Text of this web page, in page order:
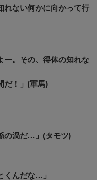
ない何かに向かって行
ー。その、得体の知れな
だ！」(軍馬)
の渦だ…」(タモツ)
くんだな…」